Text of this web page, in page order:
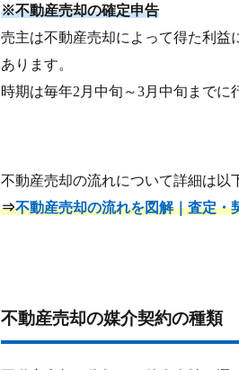
※不動産売却の確定申告
売主は不動産売却によって得た利益
あります。
時期は毎年2月中旬～3月中旬までに
不動産売却の流れについて詳細は以
⇒不動産売却の流れを図解｜査定・
不動産売却の媒介契約の種類